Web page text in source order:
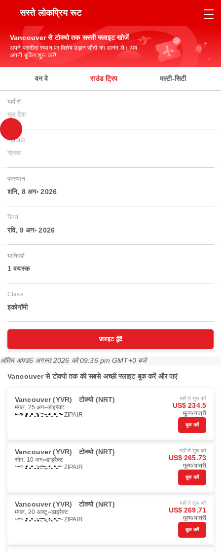
सस्ते लोकप्रिय रूट
Vancouver से टोक्यो तक सस्ती फ्लाइट खोजें
अपने पसंदीदा स्थान पर विशेष उड़ान सौदों का आनंद लें। अब
अपनी बुकिंग शुरू करें!
वन वे राउंड ट्रिप मल्टी-सिटी
यहाँ से
मूल देश
यहाँ तक
गंतव्य
प्रस्थान
शनि, 8 अग॰ 2026
रिटर्न
रवि, 9 अग॰ 2026
यात्रियों
1 वयस्‍क
Class
इकोनॉमी
फ़्लाइट ढूँढें
अंतिम अपड6 अगस्त 2026 को 09:36 pm GMT+0 बजे
Vancouver से टोक्यो तक की सबसे अच्छी फ्लाइट बुक करें और पाएं
Vancouver (YVR) टोक्यो (NRT)
मंगल, 25 अग॰ डाइरैक्ट
ZIPAIR
यहाँ से शुरू करें
US$ 234.5
मूल्य/यात्री
बुक करें
Vancouver (YVR) टोक्यो (NRT)
सोम, 10 अग॰ डाइरैक्ट
ZIPAIR
यहाँ से शुरू करें
US$ 265.73
मूल्य/यात्री
बुक करें
Vancouver (YVR) टोक्यो (NRT)
मंगल, 20 अक्टू॰ डाइरैक्ट
ZIPAIR
यहाँ से शुरू करें
US$ 269.71
मूल्य/यात्री
बुक करें